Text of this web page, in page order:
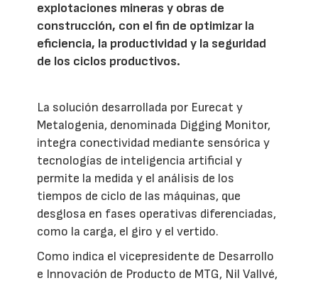
explotaciones mineras y obras de
construcción, con el fin de optimizar la
eficiencia, la productividad y la seguridad
de los ciclos productivos.
La solución desarrollada por Eurecat y
Metalogenia, denominada Digging Monitor,
integra conectividad mediante sensórica y
tecnologías de inteligencia artificial y
permite la medida y el análisis de los
tiempos de ciclo de las máquinas, que
desglosa en fases operativas diferenciadas,
como la carga, el giro y el vertido.
Como indica el vicepresidente de Desarrollo
e Innovación de Producto de MTG, Nil Vallvé,